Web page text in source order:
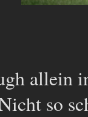
allein
so